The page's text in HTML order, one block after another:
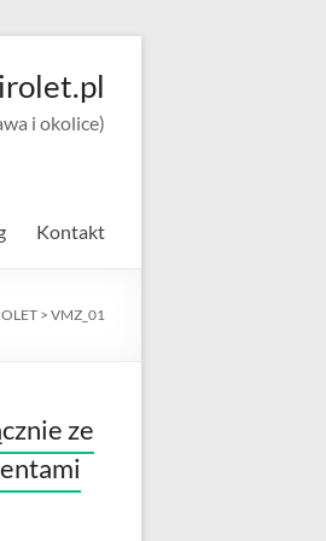
i okolice)
Kontakt
> VMZ_01
ze